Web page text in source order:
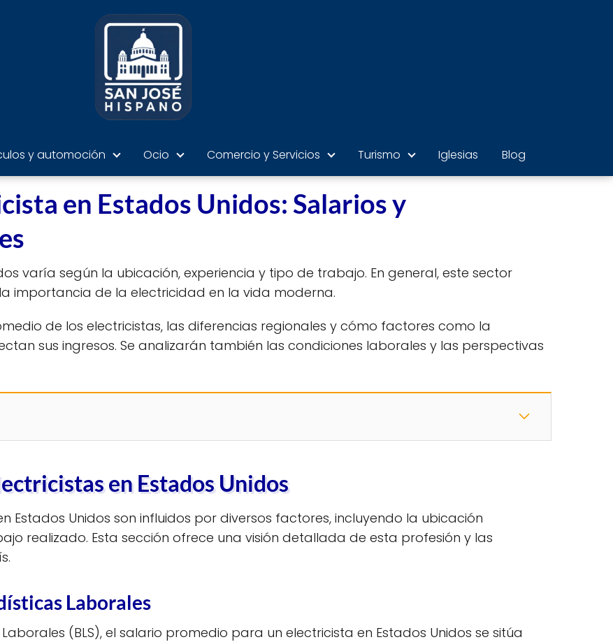
y automoción Ocio Comercio y Servicios Turismo Iglesias Blog
en Estados Unidos: Salarios y
varía según la ubicación, experiencia y tipo de trabajo. En general, este sector
importancia de la electricidad en la vida moderna.
de los electricistas, las diferencias regionales y cómo factores como la
sus ingresos. Se analizarán también las condiciones laborales y las perspectivas
en Estados Unidos
Estados Unidos son influidos por diversos factores, incluyendo la ubicación
realizado. Esta sección ofrece una visión detallada de esta profesión y las
Laborales
(BLS), el salario promedio para un electricista en Estados Unidos se sitúa